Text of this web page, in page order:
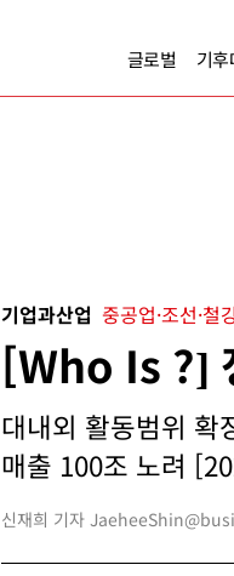
글로벌 기
기업과산업 중공업·조선·철
[Who Is ?]
대내외 활동범위
매출 100조 노려
신재희 기자